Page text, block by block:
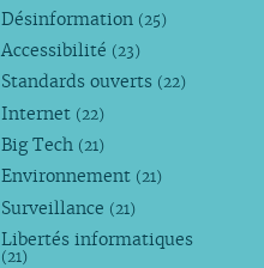
Désinformation (25)
Accessibilité (23)
Standards ouverts (22)
Internet (22)
Big Tech (21)
Environnement (21)
Surveillance (21)
Libertés informatiques
(21)